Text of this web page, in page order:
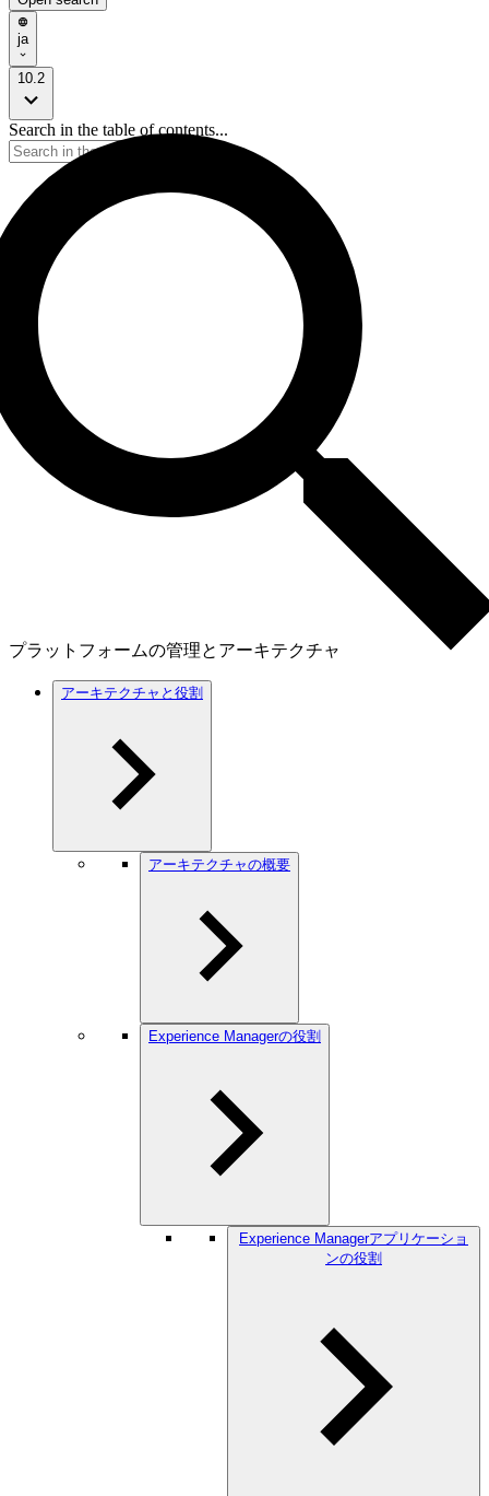
ja
10.2
Search in the table of contents...
プラットフォームの管理とアーキテクチャ
アーキテクチャと役割
アーキテクチャの概要
Experience Managerの役割
Experience Managerアプリケーショ
ンの役割